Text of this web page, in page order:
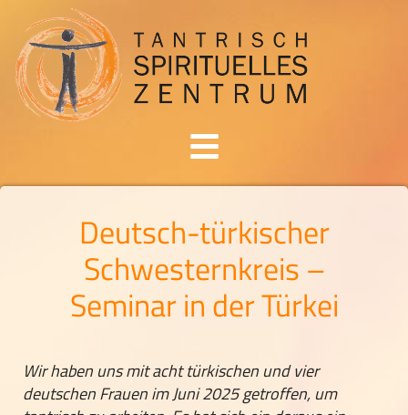
Deutsch-türkischer
Schwesternkreis –
Seminar in der Türkei
Wir haben uns mit acht türkischen und vier
deutschen Frauen im Juni 2025 getroffen, um